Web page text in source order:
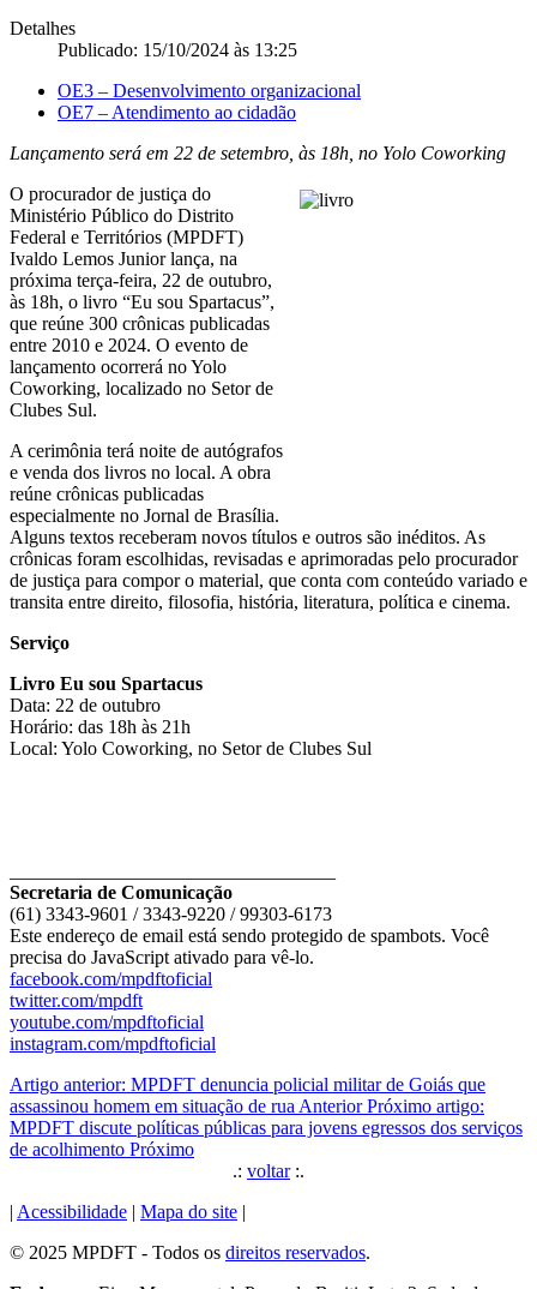
Detalhes
Publicado: 15/10/2024 às 13:25
OE3 – Desenvolvimento organizacional
OE7 – Atendimento ao cidadão
Lançamento será em 22 de setembro, às 18h, no Yolo Coworking
O procurador de justiça do
Ministério Público do Distrito
Federal e Territórios (MPDFT)
Ivaldo Lemos Junior lança, na
próxima terça-feira, 22 de outubro,
às 18h, o livro “Eu sou Spartacus”,
que reúne 300 crônicas publicadas
entre 2010 e 2024. O evento de
lançamento ocorrerá no Yolo
Coworking, localizado no Setor de
Clubes Sul.
A cerimônia terá noite de autógrafos
e venda dos livros no local. A obra
reúne crônicas publicadas
especialmente no Jornal de Brasília.
Alguns textos receberam novos títulos e outros são inéditos. As
crônicas foram escolhidas, revisadas e aprimoradas pelo procurador
de justiça para compor o material, que conta com conteúdo variado e
transita entre direito, filosofia, história, literatura, política e cinema.
Serviço
Livro Eu sou Spartacus
Data: 22 de outubro
Horário: das 18h às 21h
Local: Yolo Coworking, no Setor de Clubes Sul
Secretaria de Comunicação
(61) 3343-9601 / 3343-9220 / 99303-6173
Este endereço de email está sendo protegido de spambots. Você
precisa do JavaScript ativado para vê-lo.
facebook.com/mpdftoficial
twitter.com/mpdft
youtube.com/mpdftoficial
instagram.com/mpdftoficial
Artigo anterior: MPDFT denuncia policial militar de Goiás que
assassinou homem em situação de rua Anterior Próximo artigo:
MPDFT discute políticas públicas para jovens egressos dos serviços
de acolhimento Próximo
.: voltar:.
| Acessibilidade | Mapa do site |
© 2025 MPDFT - Todos os direitos reservados.